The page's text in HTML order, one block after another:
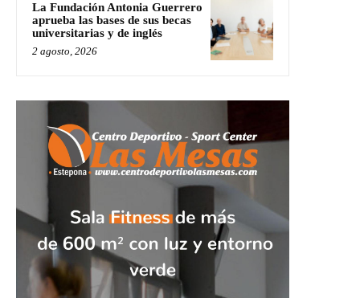
La Fundación Antonia Guerrero
aprueba las bases de sus becas
universitarias y de inglés
2 agosto, 2026